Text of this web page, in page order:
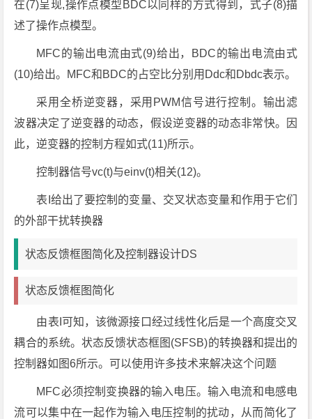
在(7)呈现,操作点模型BDC以同样的方式得到，式子(8)描
述了操作点模型。
MFC的输出电流由式(9)给出，BDC的输出电流由式
(10)给出。MFC和BDC的占空比分别用Ddc和Dbdc表示。
采用全桥逆变器，采用PWM信号进行控制。输出滤
波器决定了逆变器的动态，假设逆变器的动态非常快。因
此，逆变器的控制方程如式(11)所示。
控制器信号vc(t)与einv(t)相关(12)。
表I给出了要控制的变量、交叉状态变量和作用于它们
的外部干扰转换器
状态反馈框图简化及控制器设计DS
状态反馈框图简化
由表I可知，该微源接口经过线性化后是一个高度交叉
耦合的系统。状态反馈状态框图(SFSB)的转换器和提出的
控制器如图6所示。可以使用许多技术来解决这个问题
MFC必须控制变换器的输入电压。输入电流和电感电
流可以集中在一起作为输入电压控制的扰动，从而简化了